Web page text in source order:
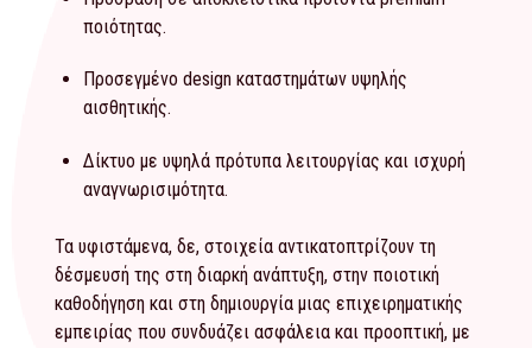
ποιότητας.
Προσεγμένο design καταστημάτων υψηλής
αισθητικής.
Δίκτυο με υψηλά πρότυπα λειτουργίας και ισχυρή
αναγνωρισιμότητα.
Τα υφιστάμενα, δε, στοιχεία αντικατοπτρίζουν τη
δέσμευσή της στη διαρκή ανάπτυξη, στην ποιοτική
καθοδήγηση και στη δημιουργία μιας επιχειρηματικής
εμπειρίας που συνδυάζει ασφάλεια και προοπτική, με